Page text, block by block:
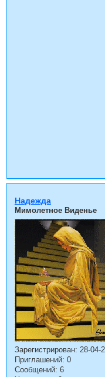
Надежда
Мимолетное Виденье
Зарегистрирован: 28-04-
Приглашений: 0
Сообщений: 6